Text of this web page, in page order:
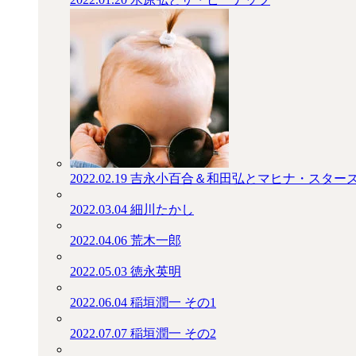
2022.02.19 吉永小百合＆和田弘とマヒナ・スター
2022.03.04 細川たかし
2022.04.06 荒木一郎
2022.05.03 徳永英明
2022.06.04 稲垣潤一 その1
2022.07.07 稲垣潤一 その2